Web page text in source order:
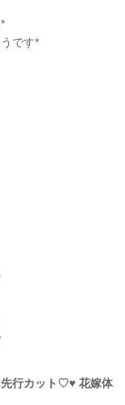
です*
行カット♡♥ 花嫁体